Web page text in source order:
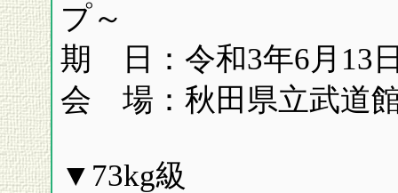
プ～
期 日：令和3年6月13
会 場：秋田県立武道
▼73kg級